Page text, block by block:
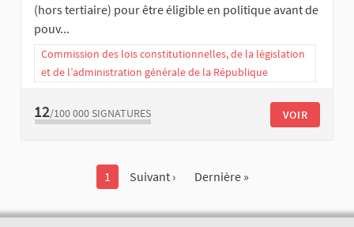
(hors tertiaire) pour être éligible en politique avant de
pouv...
Commission des lois constitutionnelles, de la législation
et de l’administration générale de la République
12/100 000 SIGNATURES VOIR
1 Suivant › Dernière »